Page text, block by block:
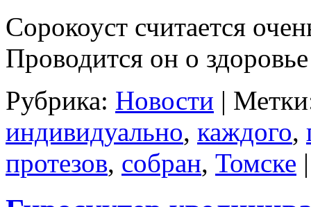
Сорокоуст считается
Проводится он о
Рубрика: Новости |
индивидуально, каждого,
протезов, собран, Томске